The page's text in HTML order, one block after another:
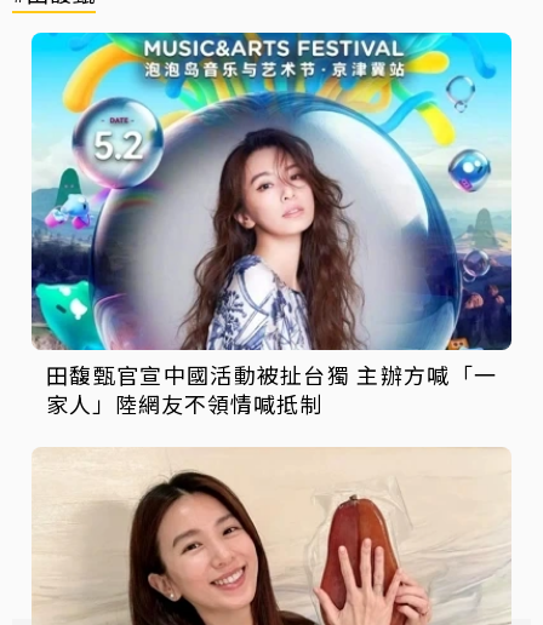
田馥甄官宣中國活動被扯台獨 主辦方喊「一
家人」陸網友不領情喊抵制